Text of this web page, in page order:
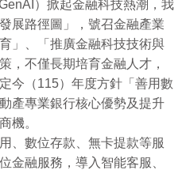
）掀起金融科技熱潮，我
展路徑圖」，號召金融產業
」、「推廣金融科技技術與
，不僅長期培育金融人才，
今（115）年度方針「善用數
產專業銀行核心優勢及提升
機。
數位存款、無卡提款等服
金融服務，導入智能客服、